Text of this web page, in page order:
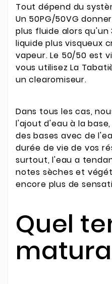
Tout dépend du
Un 50PG/50VG
plus fluide alors
liquide plus visqueux
vapeur. Le 50/50 est
vous utilisez La
un clearomiseur.
Dans tous les cas,
l'ajout d'eau à la
des bases avec de
durée de vie de vos
surtout, l'eau a
notes sèches et
encore plus de
Quel